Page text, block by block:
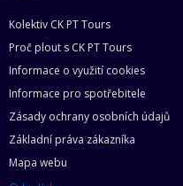
Kolektiv CK PT Tours
Proč plout s CK PT Tours
Informace o využití cookies
Informace pro spotřebitele
Zásady ochrany osobních údajů
Základní práva zákazníka
Mapa webu